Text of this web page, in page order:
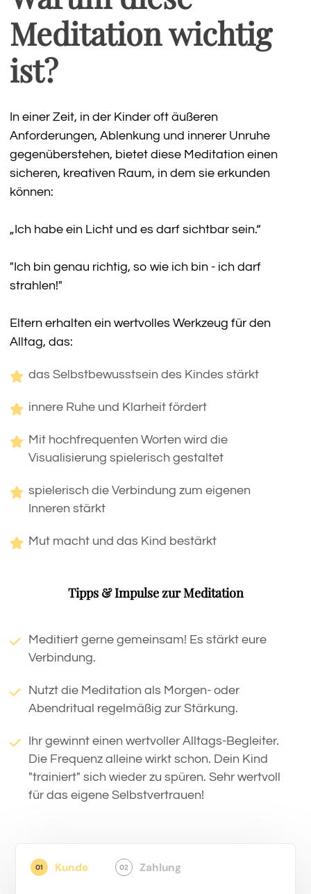
Meditation wichtig
ist?
In einer Zeit, in der Kinder oft äußeren
Anforderungen, Ablenkung und innerer Unruhe
gegenüberstehen, bietet diese Meditation einen
sicheren, kreativen Raum, in dem sie erkunden
können:
„Ich habe ein Licht und es darf sichtbar sein.“
"Ich bin genau richtig, so wie ich bin - ich darf
strahlen!"
Eltern erhalten ein wertvolles Werkzeug für den
Alltag, das:
das Selbstbewusstsein des Kindes stärkt
innere Ruhe und Klarheit fördert
Mit hochfrequenten Worten wird die
Visualisierung spielerisch gestaltet
spielerisch die Verbindung zum eigenen
Inneren stärkt
Mut macht und das Kind bestärkt
Tipps & Impulse zur Meditation
Meditiert gerne gemeinsam! Es stärkt eure
Verbindung.
Nutzt die Meditation als Morgen- oder
Abendritual regelmäßig zur Stärkung.
Ihr gewinnt einen wertvoller Alltags-Begleiter.
Die Frequenz alleine wirkt schon. Dein Kind
"trainiert" sich wieder zu spüren. Sehr wertvoll
für das eigene Selbstvertrauen!
01 Kunde 02 Zahlung